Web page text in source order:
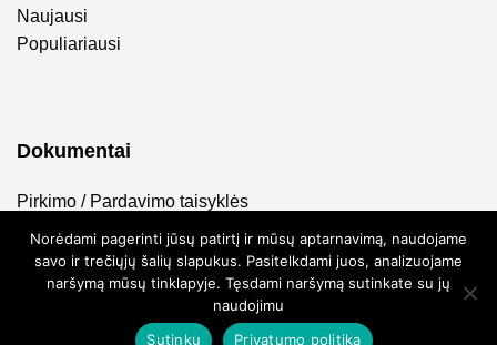
Naujausi
Populiariausi
Dokumentai
Pirkimo / Pardavimo taisyklės
Privatumo politika
Norėdami pagerinti jūsų patirtį ir mūsų aptarnavimą, naudojame
savo ir trečiųjų šalių slapukus. Pasitelkdami juos, analizuojame
naršymą mūsų tinklapyje. Tęsdami naršymą sutinkate su jų
naudojimu
Sutinku
Privatumo politika